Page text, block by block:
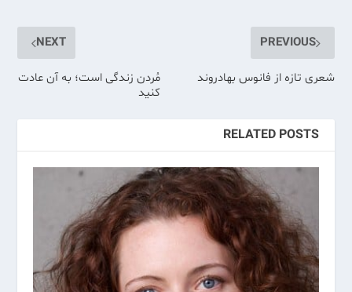
PREVIOUS
شعری تازه از فانوس بهادروند
NEXT
مُردن زندگی است؛ به آن عادت
کنید
RELATED POSTS